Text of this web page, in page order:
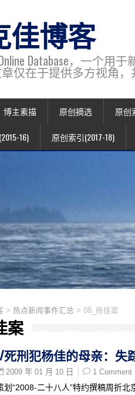
佳博客
Online Database，一个
仅在于提供多方视角，
博主素描 原创摘选 原创
16) 原创索引(2017-18)
> 热点新闻事件汇总 > 08_杨佳案
案
死刑犯杨佳的母亲：失
2009 年 01 月 10 日 1 Comment
划“2008-二十八人”特约撰稿周折